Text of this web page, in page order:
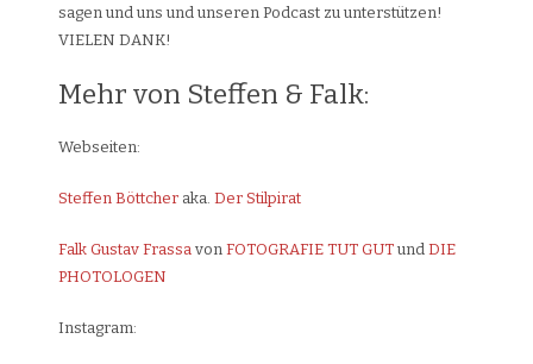
sagen und uns und unseren Podcast zu unterstützen!
VIELEN DANK!
Mehr von Steffen & Falk:
Webseiten:
Steffen Böttcher aka. Der Stilpirat
Falk Gustav Frassa von FOTOGRAFIE TUT GUT und DIE
PHOTOLOGEN
Instagram: